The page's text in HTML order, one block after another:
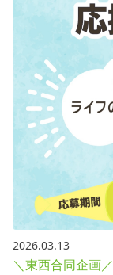
2026.03.13
＼東西合同企画／